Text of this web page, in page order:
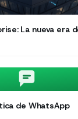
La nueva era
de WhatsApp